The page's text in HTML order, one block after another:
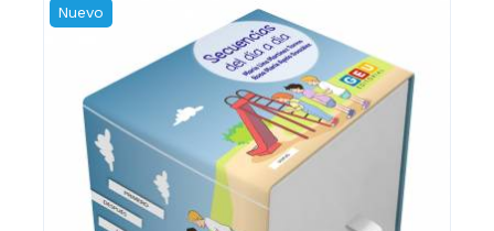
Nuevo